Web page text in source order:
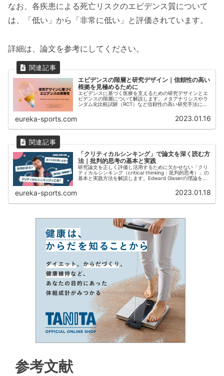
なお、各疾患による死亡リスクのエビデンス質について
は、「低い」から「非常に低い」と評価されています。
詳細は、論文を参考にしてください。
エビデンスの階層と研究デザイン｜信頼性の高い
根拠を見極めるために
エビデンスに基づく医療を支えるための研究デザインとエ
ビデンスの階層について解説します。メタアナリシスやラ
ンダム化比較試験（RCT）など信頼性の高い研究手法に加
れぞれの特徴や信頼度も詳しく説明。医療現場での根拠に
基づく意思決定に役立つエビデンスの評価法を知るための
eureka-sports.com 2023.01.16
「クリティカルシンキング」で論文を深く読む方
法｜批判的思考の基本と実践
研究論文を正しく評価し活用するために欠かせない「クリ
ティカルシンキング（critical thinking：批判的思考）」の
基本と実践方法を解説します。Edward Glaserの理論を基
eureka-sports.com 2023.01.18
参考文献